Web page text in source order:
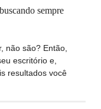
sempre
não são? Então,
escritório e,
resultados você